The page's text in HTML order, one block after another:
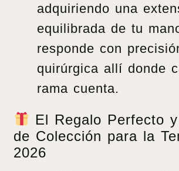
adquiriendo una
equilibrada de tu
responde con
quirúrgica allí donde
rama cuenta.
El Regalo Perfecto
de Colección para la
2026